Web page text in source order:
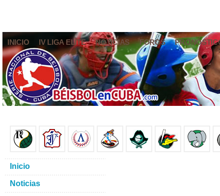
INICIO IV LIGA ELITE NOTICIAS FOROS
Inicio
Noticias